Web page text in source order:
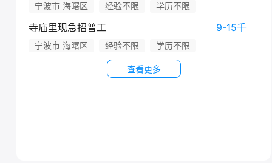
宁波市 海曙区 经验不限 学历不限
寺庙里现急招普工 9-15千
宁波市 海曙区 经验不限 学历不限
查看更多